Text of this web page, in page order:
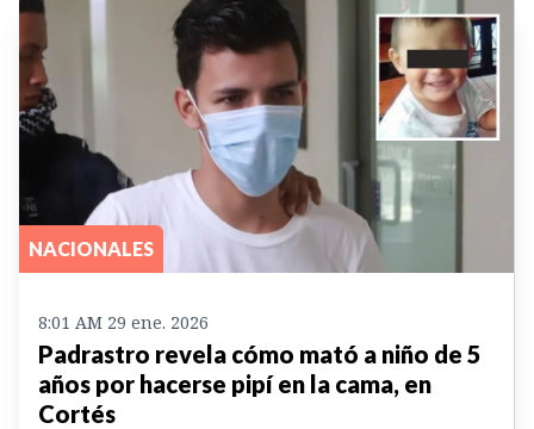
NACIONALES
8:01 AM 29 ene. 2026
Padrastro revela cómo mató a niño de 5
años por hacerse pipí en la cama, en
Cortés